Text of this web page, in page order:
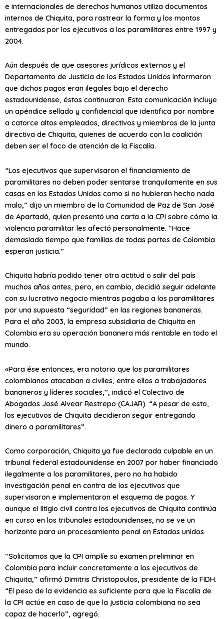
e internacionales de derechos humanos utiliza documentos
internos de Chiquita, para rastrear la forma y los montos
entregados por los ejecutivos a los paramilitares entre 1997 y
2004.
Aún después de que asesores jurídicos externos y el
Departamento de Justicia de los Estados Unidos informaron
que dichos pagos eran ilegales bajo el derecho
estadounidense, éstos continuaron. Esta comunicación incluye
un apéndice sellado y confidencial que identifica por nombre
a catorce altos empleados, directivos y miembros de la junta
directiva de Chiquita, quienes de acuerdo con la coalición
deben ser el foco de atención de la Fiscalía.
“Los ejecutivos que supervisaron el financiamiento de
paramilitares no deben poder sentarse tranquilamente en sus
casas en los Estados Unidos como si no hubieran hecho nada
malo,” dijo un miembro de la Comunidad de Paz de San José
de Apartadó, quien presentó una carta a la CPI sobre cómo la
violencia paramilitar les afectó personalmente. “Hace
demasiado tiempo que familias de todas partes de Colombia
esperan justicia.”
Chiquita habría podido tener otra actitud o salir del país
muchos años antes, pero, en cambio, decidió seguir adelante
con su lucrativo negocio mientras pagaba a los paramilitares
por una supuesta “seguridad” en las regiones bananeras.
Para el año 2003, la empresa subsidiaria de Chiquita en
Colombia era su operación bananera más rentable en todo el
mundo.
«Para ése entonces, era notorio que los paramilitares
colombianos atacaban a civiles, entre ellos a trabajadores
bananeros y líderes sociales,”, indicó el Colectivo de
Abogados José Alvear Restrepo (CAJAR). “A pesar de esto,
los ejecutivos de Chiquita decidieron seguir entregando
dinero a paramilitares”.
Como corporación, Chiquita ya fue declarada culpable en un
tribunal federal estadounidense en 2007 por haber financiado
ilegalmente a los paramilitares, pero no ha habido
investigación penal en contra de los ejecutivos que
supervisaron e implementaron el esquema de pagos. Y
aunque el litigio civil contra los ejecutivos de Chiquita continúa
en curso en los tribunales estadounidenses, no se ve un
horizonte para un procesamiento penal en Estados unidos.
“Solicitamos que la CPI amplíe su examen preliminar en
Colombia para incluir concretamente a los ejecutivos de
Chiquita,” afirmó Dimitris Christopoulos, presidente de la FIDH.
“El peso de la evidencia es suficiente para que la Fiscalía de
la CPI actúe en caso de que la justicia colombiana no sea
capaz de hacerlo”, agregó.